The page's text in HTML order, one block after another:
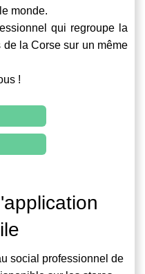
monde.
qui regroupe la
la Corse sur un même
!
social professionnel de